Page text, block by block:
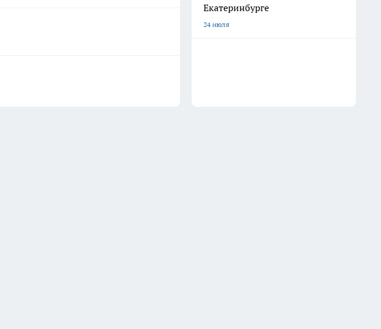
Екатеринбурге
24 июля